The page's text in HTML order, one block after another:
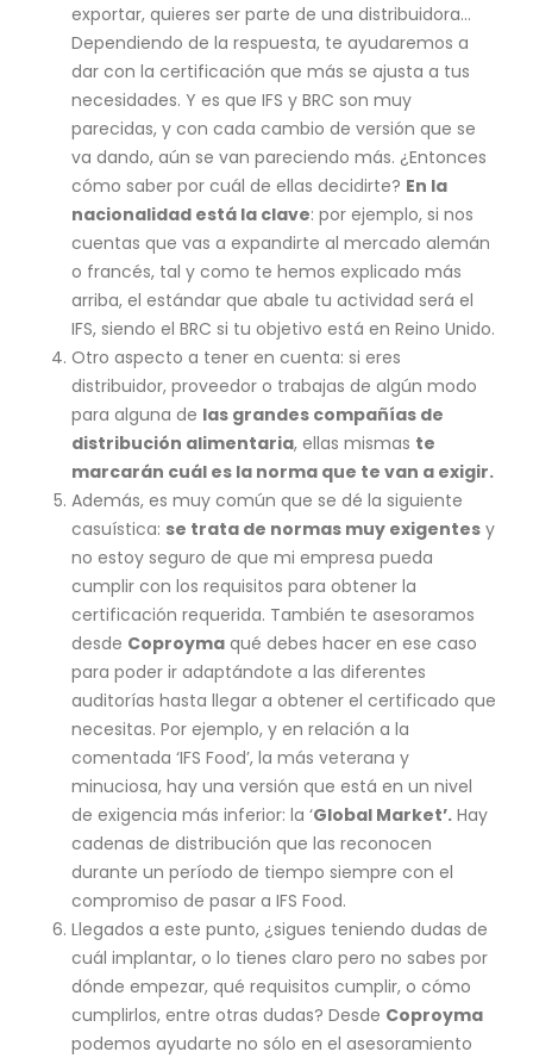
exportar, quieres ser parte de una distribuidora…
Dependiendo de la respuesta, te ayudaremos a
dar con la certificación que más se ajusta a tus
necesidades. Y es que IFS y BRC son muy
parecidas, y con cada cambio de versión que se
va dando, aún se van pareciendo más. ¿Entonces
cómo saber por cuál de ellas decidirte? En la
nacionalidad está la clave: por ejemplo, si nos
cuentas que vas a expandirte al mercado alemán
o francés, tal y como te hemos explicado más
arriba, el estándar que abale tu actividad será el
IFS, siendo el BRC si tu objetivo está en Reino Unido.
Otro aspecto a tener en cuenta: si eres
distribuidor, proveedor o trabajas de algún modo
para alguna de las grandes compañías de
distribución alimentaria, ellas mismas te
marcarán cuál es la norma que te van a exigir.
Además, es muy común que se dé la siguiente
casuística: se trata de normas muy exigentesy
no estoy seguro de que mi empresa pueda
cumplir con los requisitos para obtener la
certificación requerida. También te asesoramos
desde Coproymaqué debes hacer en ese caso
para poder ir adaptándote a las diferentes
auditorías hasta llegar a obtener el certificado que
necesitas. Por ejemplo, y en relación a la
comentada ‘IFS Food’, la más veterana y
minuciosa, hay una versión que está en un nivel
de exigencia más inferior: la ‘Global Market’.Hay
cadenas de distribución que las reconocen
durante un período de tiempo siempre con el
compromiso de pasar a IFS Food.
Llegados a este punto, ¿sigues teniendo dudas de
cuál implantar, o lo tienes claro pero no sabes por
dónde empezar, qué requisitos cumplir, o cómo
cumplirlos, entre otras dudas? Desde Coproyma
podemos ayudarte no sólo en el asesoramiento